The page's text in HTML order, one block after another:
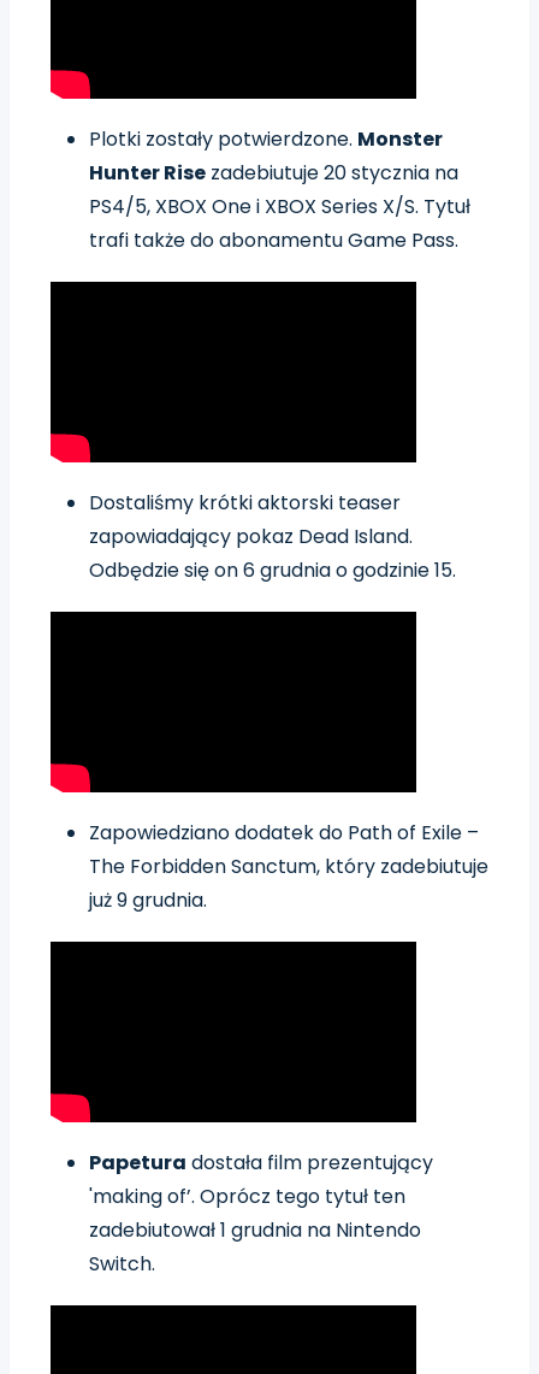
Plotki zostały potwierdzone. Monster
Hunter Rise zadebiutuje 20 stycznia na
PS4/5, XBOX One i XBOX Series X/S. Tytuł
trafi także do abonamentu Game Pass.
Dostaliśmy krótki aktorski teaser
zapowiadający pokaz Dead Island.
Odbędzie się on 6 grudnia o godzinie 15.
Zapowiedziano dodatek do Path of Exile –
The Forbidden Sanctum, który zadebiutuje
już 9 grudnia.
Papetura dostała film prezentujący
'making of’. Oprócz tego tytuł ten
zadebiutował 1 grudnia na Nintendo
Switch.